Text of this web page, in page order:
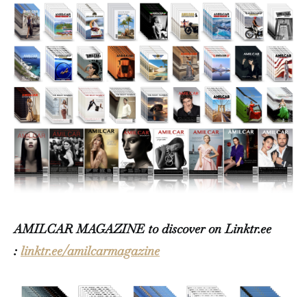
AMILCAR MAGAZINE to discover on Linktr.ee
: linktr.ee/amilcarmagazine